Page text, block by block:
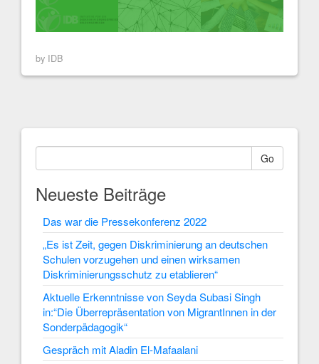
by IDB
Go
Neueste Beiträge
Das war die Pressekonferenz 2022
„Es ist Zeit, gegen Diskriminierung an deutschen
Schulen vorzugehen und einen wirksamen
Diskriminierungsschutz zu etablieren“
Aktuelle Erkenntnisse von Seyda Subasi Singh
in:“Die Überrepräsentation von MigrantInnen in der
Sonderpädagogik“
Gespräch mit Aladin El-Mafaalani